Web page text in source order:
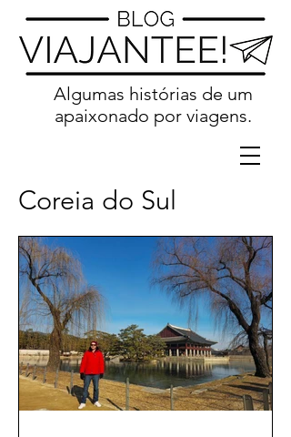
Algumas histórias de um
apaixonado por viagens.
Coreia do Sul